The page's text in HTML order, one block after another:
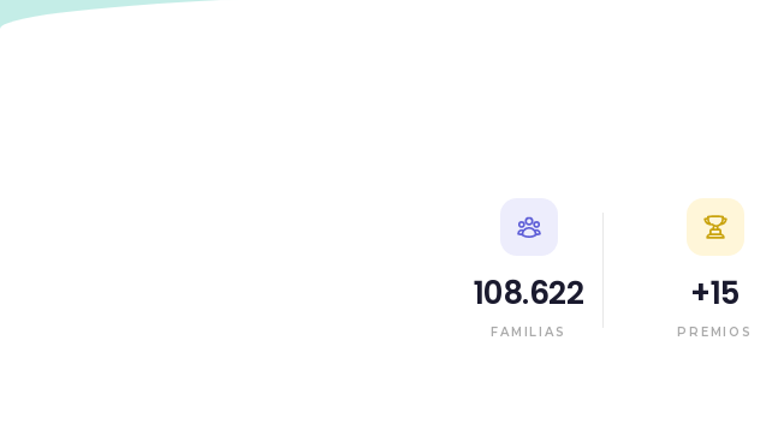
108.622
FAMILIAS
+15
PREMIOS